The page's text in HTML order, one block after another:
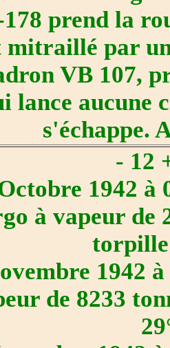
prend la
mitraillé par
VB 107,
lance aucune
s'échappe.
- 12
1942 à
à vapeur de
torpille
1942
de 8233